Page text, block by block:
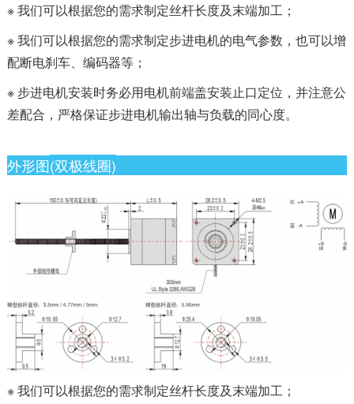
※ 我们可以根据您的需求制定丝杆长度及末端加工；
※ 我们可以根据您的需求制定步进电机的电气参数，也可以增
配断电刹车、编码器等；
※ 步进电机安装时务必用电机前端盖安装止口定位，并注意公
差配合，严格保证步进电机输出轴与负载的同心度。
外形图(双极线圈)
※ 我们可以根据您的需求制定丝杆长度及末端加工；